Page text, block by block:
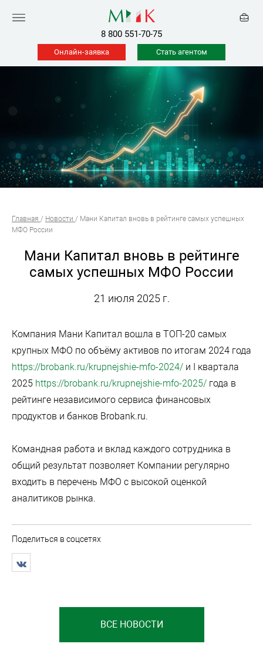
8 800 551-70-75
Онлайн-заявка Стать агентом
Главная / Новости / Мани Капитал вновь в рейтинге самых успешных
МФО России
Мани Капитал вновь в рейтинге
самых успешных МФО России
21 июля 2025 г.
Компания Мани Капитал вошла в ТОП-20 самых
крупных МФО по объёму активов по итогам 2024 года
https://brobank.ru/krupnejshie-mfo-2024/ и I квартала
2025 https://brobank.ru/krupnejshie-mfo-2025/ года в
рейтинге независимого сервиса финансовых
продуктов и банков Brobank.ru.
Командная работа и вклад каждого сотрудника в
общий результат позволяет Компании регулярно
входить в перечень МФО с высокой оценкой
аналитиков рынка.
Поделиться в соцсетях
ВСЕ НОВОСТИ